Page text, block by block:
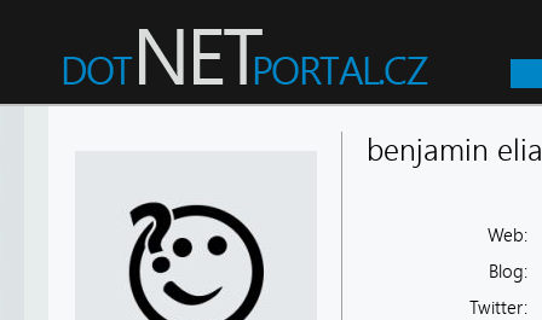
benjamin
Web:
Blog:
Twitter: